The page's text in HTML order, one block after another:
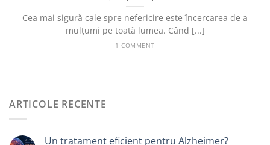
Cea mai sigură cale spre nefericire este încercarea de a
mulțumi pe toată lumea. Când [...]
1 COMMENT
ARTICOLE RECENTE
Un tratament eficient pentru Alzheimer?